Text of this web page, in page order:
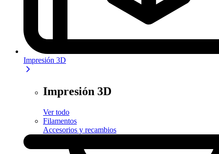
Impresión 3D
Impresión 3D
Ver todo
Filamentos
Accesorios y recambios